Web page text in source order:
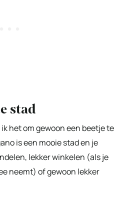
stad
het om gewoon een beetje te
is een mooie stad en je
lekker winkelen (als je
neemt) of gewoon lekker